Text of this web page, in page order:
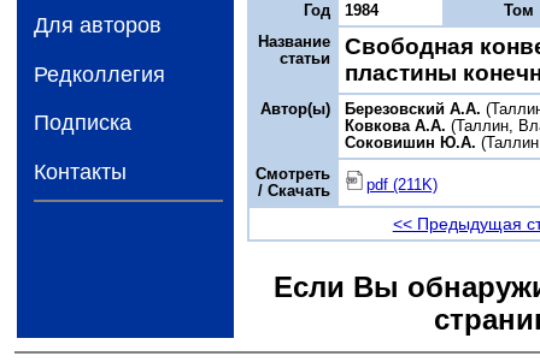
Для авторов
Редколлегия
Подписка
Контакты
Год
1984
Том
Название
статьи
Свободная
пластины
Автор(ы) Березовский А.А.
Ковкова А.А. (Таллин,
Соковишин Ю.А.
Смотреть
/ Скачать
pdf (211K)
<< Предыдущая
Если Вы